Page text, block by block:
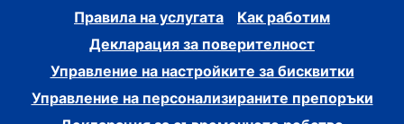
Правила на услугата
Как работим
Декларация за поверителност
Управление на настройките за бисквитки
Управление на персонализираните препоръки